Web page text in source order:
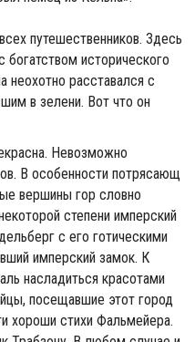
путешественников. Здесь
исторического
неохотно расставался с
в зелени. Вот что он
Невозможно
В особенности потрясающ
вершины гор словно
степени имперский
с его готическими
имперский замок. К
насладиться красотами
посещавшие этот город
хороши стихи Фальмейера.